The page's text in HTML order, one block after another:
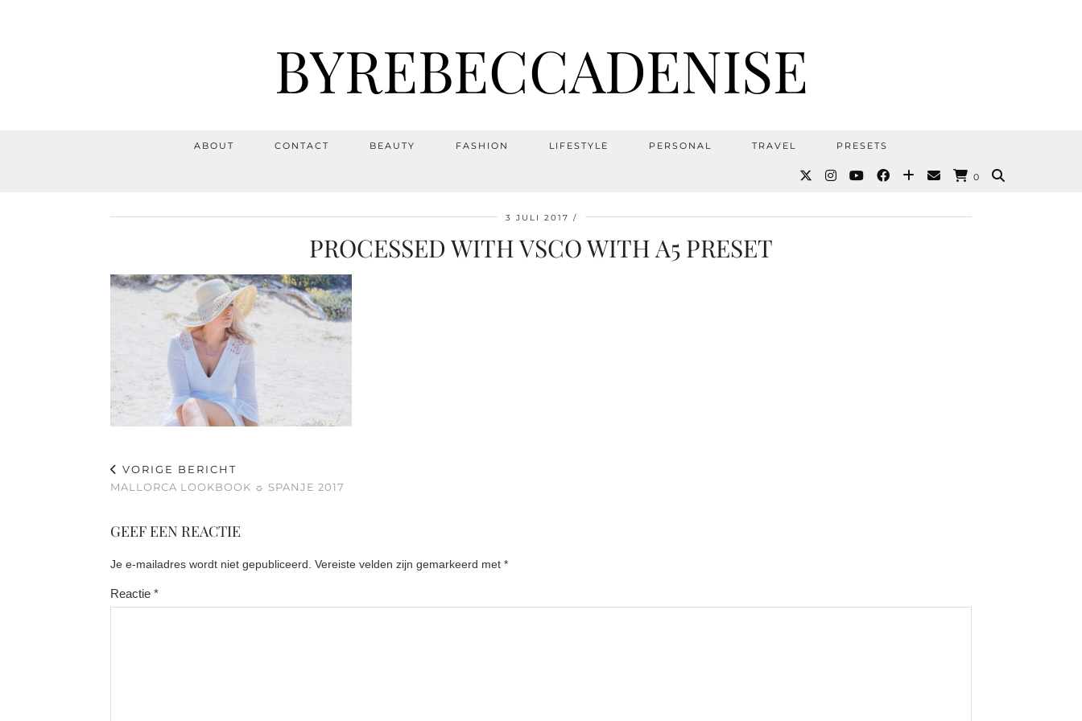
BYREBECCADENISE
ABOUT CONTACT BEAUTY FASHION LIFESTYLE PERSONAL TRAVEL PRESETS
0
3 JULI 2017
PROCESSED WITH VSCO WITH A5 PRESET
VORIGE BERICHT
MALLORCA LOOKBOOK ☼ SPANJE 2017
GEEF EEN REACTIE
Je e-mailadres wordt niet gepubliceerd. Vereiste velden zijn gemarkeerd met *
Reactie *